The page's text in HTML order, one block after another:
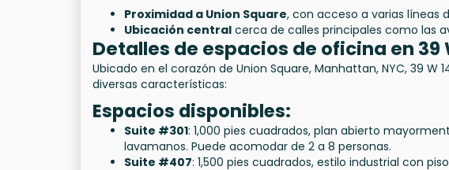
Proximidad a Union Square, con acceso a varias líneas
Ubicación central cerca de calles principales como las
Detalles de espacios de oficina en 39
Ubicado en el corazón de Union Square, Manhattan, NYC, 39
diversas características:
Espacios disponibles:
Suite #301: 1,000 pies cuadrados, plan abierto
lavamanos. Puede acomodar de 2 a 8 personas.
Suite #407: 1,500 pies cuadrados, estilo industrial con